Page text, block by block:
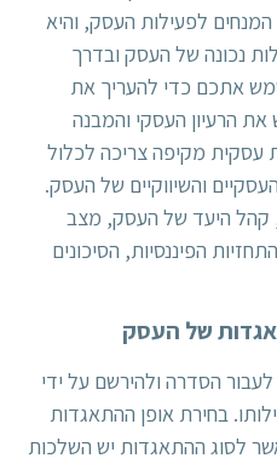
המנחים לפעילות העסק, והיא
נכונה של העסק ובדרך
אתכם כדי להעריך את
הרעיון העסקי והמבנה
עסקית מקיפה צריכה לכלול
והשיווקיים של העסק.
קהל היעד של העסק, מצב
הפיננסיות, הסיכונים
של העסק
הסדרה ולהירשם על ידי
בחירת אופן ההתאגדות
לסוג ההתאגדות יש השלכות